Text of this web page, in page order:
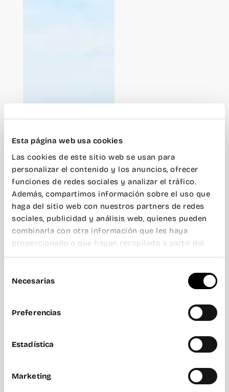
Esta página web usa cookies
Las cookies de este sitio web se usan para
personalizar el contenido y los anuncios, ofrecer
funciones de redes sociales y analizar el tráfico.
Además, compartimos información sobre el uso que
haga del sitio web con nuestros partners de redes
sociales, publicidad y análisis web, quienes pueden
combinarla con otra información que les haya
proporcionado o que hayan recopilado a partir del
uso que haya hecho de sus servicios.
deNecesarias
Preferencias
Estadística
Marketing